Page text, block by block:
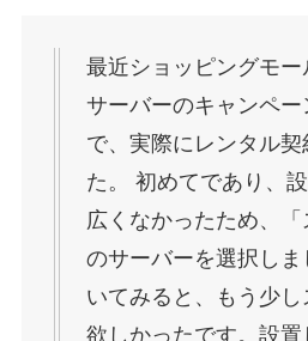
最近ショッピングモ
サーバーのキャンペ
で、実際にレンタル契
た。 初めてであり、
広くなかったため、「
のサーバーを選択し
いてみると、もう少
欲しかったです。設